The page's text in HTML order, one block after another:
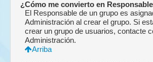
¿Cómo me convierto en
El Responsable de un grupo es
Administración al crear el grupo. Si
crear un grupo de usuarios, contacte
Administración.
Arriba